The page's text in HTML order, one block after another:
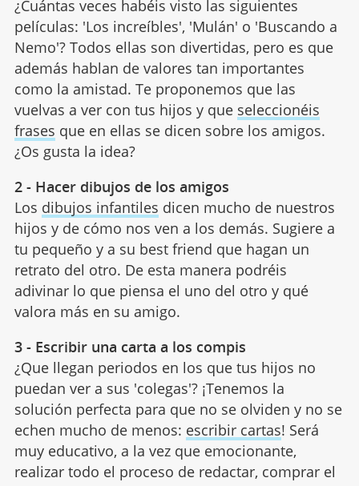
¿Cuántas veces habéis visto las siguientes
películas: 'Los increíbles', 'Mulán' o 'Buscando a
Nemo'? Todos ellas son divertidas, pero es que
además hablan de valores tan importantes
como la amistad. Te proponemos que las
vuelvas a ver con tus hijos y que seleccionéis
frases que en ellas se dicen sobre los amigos.
¿Os gusta la idea?
2 - Hacer dibujos de los amigos
Los dibujos infantiles dicen mucho de nuestros
hijos y de cómo nos ven a los demás. Sugiere a
tu pequeño y a su best friend que hagan un
retrato del otro. De esta manera podréis
adivinar lo que piensa el uno del otro y qué
valora más en su amigo.
3 - Escribir una carta a los compis
¿Que llegan periodos en los que tus hijos no
puedan ver a sus 'colegas'? ¡Tenemos la
solución perfecta para que no se olviden y no se
echen mucho de menos: escribir cartas! Será
muy educativo, a la vez que emocionante,
realizar todo el proceso de redactar, comprar el